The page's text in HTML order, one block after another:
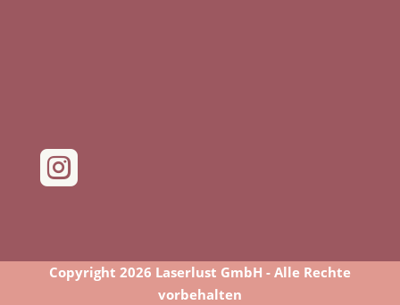

Copyright 2026 Laserlust GmbH - Alle Rechte
vorbehalten